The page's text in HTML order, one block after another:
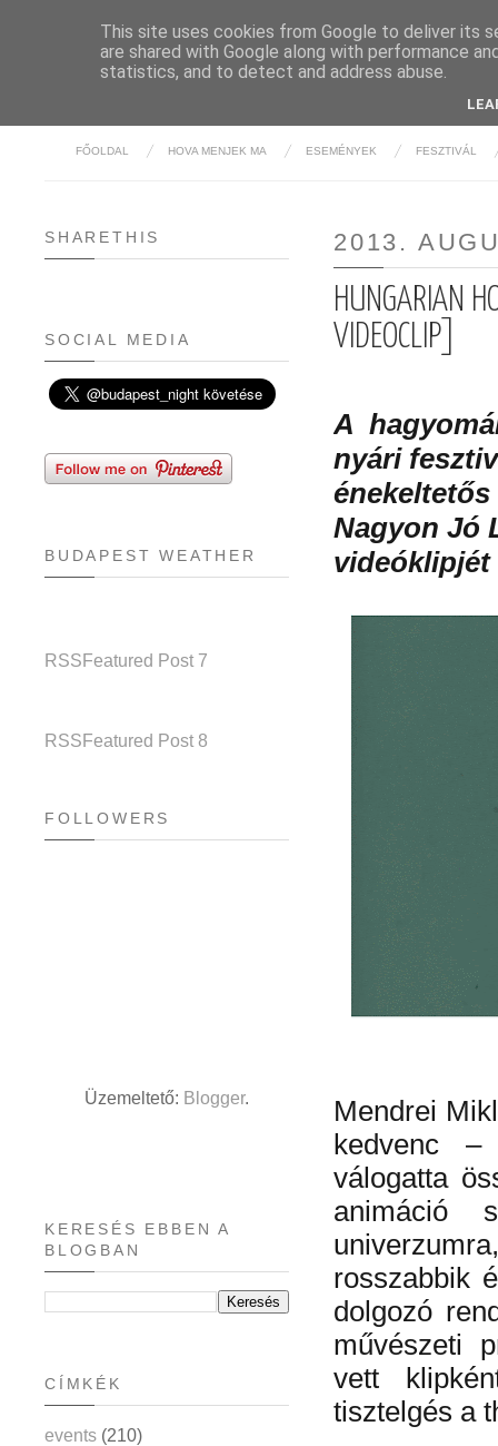
FŐOLDAL HOVA MENJEK MA ESEMÉNYEK FESZTIVÁL
2013.
HUNGARIAN
VIDEOCLIP]
A
nyári
énekeltetős
Nagyon Jó
Mendrei
kedvenc –
válogatta
animáció
rosszabbik
dolgozó
művészeti
vett
tisztelgés a
SHARETHIS
SOCIAL MEDIA
BUDAPEST WEATHER
RSS Featured Post 7
RSS Featured Post 8
FOLLOWERS
Üzemeltető: Blogger.
KERESÉS EBBEN A
BLOGBAN
CÍMKÉK
events (210)
This site uses cookies from Google to deliver its
are shared with Google along with performance
statistics, and to detect and address abuse.